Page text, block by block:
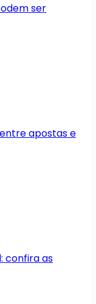
ser
apostas e
confira as